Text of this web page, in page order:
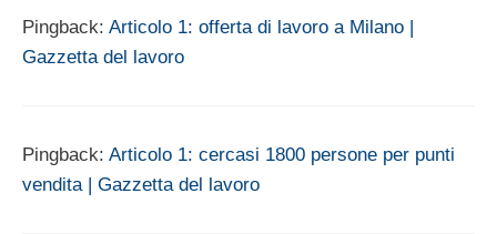
Pingback: Articolo 1: offerta di lavoro a Milano |
Gazzetta del lavoro
Pingback: Articolo 1: cercasi 1800 persone per punti
vendita | Gazzetta del lavoro